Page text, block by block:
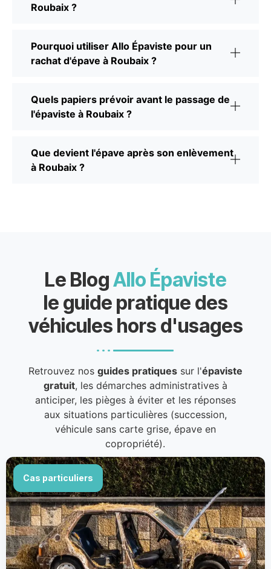
Roubaix ?
Pourquoi utiliser Allo Épaviste pour un
rachat d'épave à Roubaix ?
Quels papiers prévoir avant le passage de
l'épaviste à Roubaix ?
Que devient l'épave après son enlèvement
à Roubaix ?
Le BlogAllo Épaviste
le guide pratique des
véhicules hors d'usages
Retrouvez nos guides pratiquessur l'épaviste
gratuit, les démarches administratives à
anticiper, les pièges à éviter et les réponses
aux situations particulières (succession,
véhicule sans carte grise, épave en
copropriété).
Cas particuliers